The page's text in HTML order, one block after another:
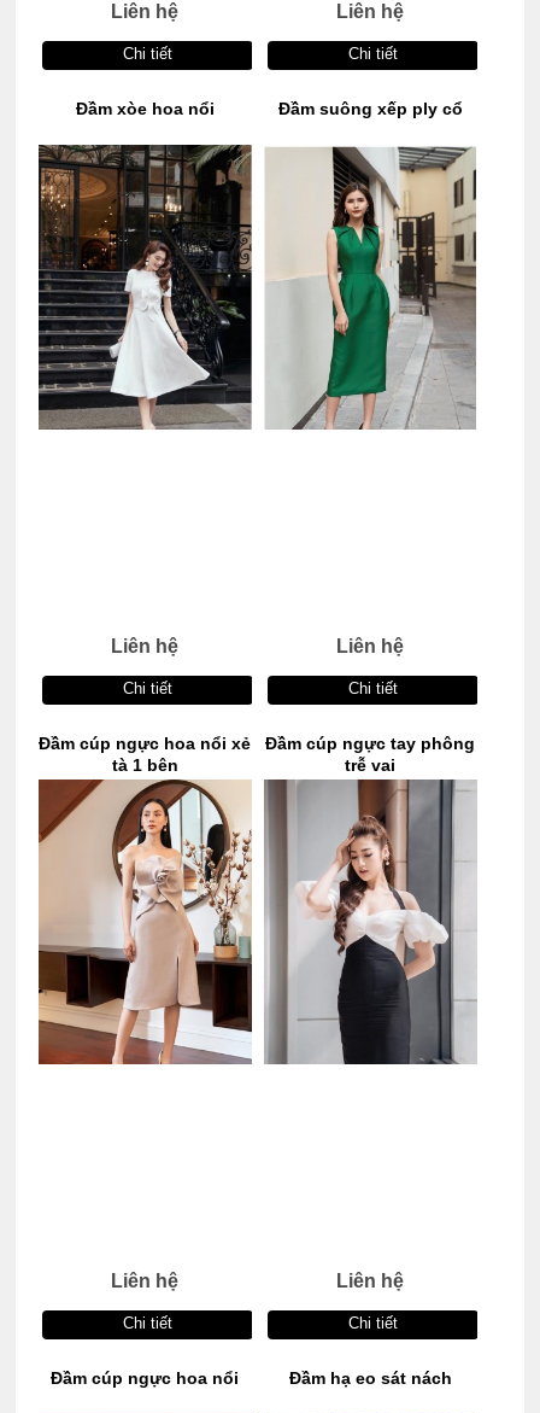
Liên hệ
Chi tiết
Liên hệ
Chi tiết
Đầm xòe hoa nổi
Liên hệ
Chi tiết
Đầm suông xếp ply cổ
Liên hệ
Chi tiết
Đầm cúp ngực hoa nổi xẻ
tà 1 bên
Liên hệ
Chi tiết
Đầm cúp ngực tay phông
trễ vai
Liên hệ
Chi tiết
Đầm cúp ngực hoa nổi Đầm hạ eo sát nách